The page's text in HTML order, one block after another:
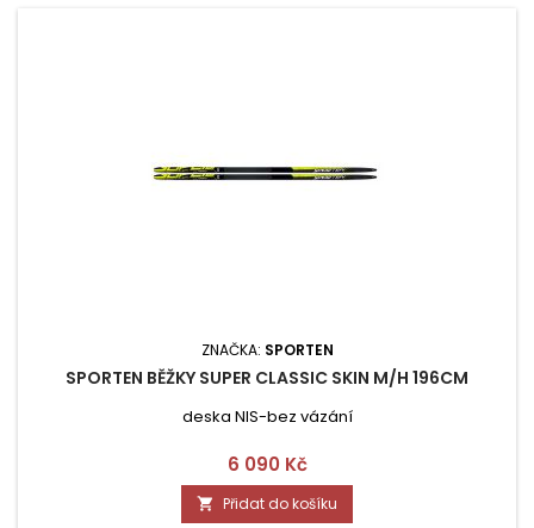
ZNAČKA: SPORTEN
SPORTEN BĚŽKY SUPER CLASSIC SKIN M/H 196CM
deska NIS-bez vázání
Cena
6 090 Kč
 Přidat do košíku